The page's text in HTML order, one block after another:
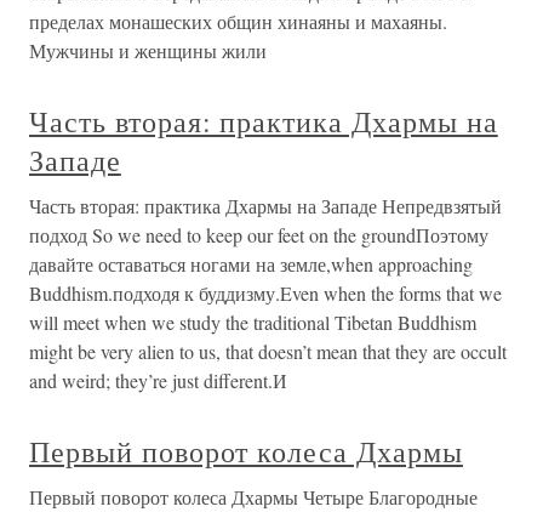
пределах монашеских общин хинаяны и махаяны.
Мужчины и женщины жили
Часть вторая: практика Дхармы на
Западе
Часть вторая: практика Дхармы на Западе Непредвзятый
подход So we need to keep our feet on the groundПоэтому
давайте оставаться ногами на земле,when approaching
Buddhism.подходя к буддизму.Even when the forms that we
will meet when we study the traditional Tibetan Buddhism
might be very alien to us, that doesn’t mean that they are occult
and weird; they’re just different.И
Первый поворот колеса Дхармы
Первый поворот колеса Дхармы Четыре Благородные